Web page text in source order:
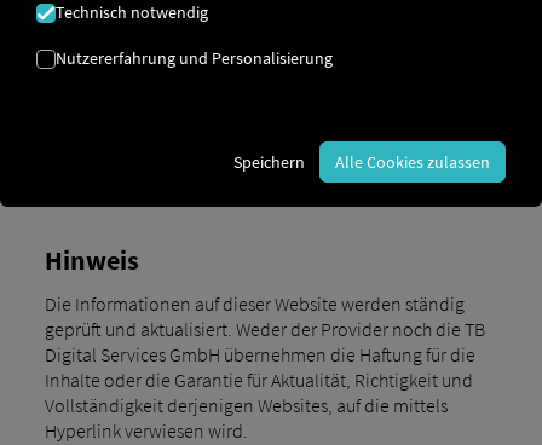
Daniel Ruppert
Fabian Schaefer
Amtsgericht München, HRB 234868
USt-Identifikationsnr. DE 314435023
Hinweis
Die Informationen auf dieser Website werden ständig
geprüft und aktualisiert. Weder der Provider noch die TB
Digital Services GmbH übernehmen die Haftung für die
Inhalte oder die Garantie für Aktualität, Richtigkeit und
Vollständigkeit derjenigen Websites, auf die mittels
Hyperlink verwiesen wird.
Technisch notwendig
Nutzererfahrung und Personalisierung
Speichern Alle Cookies zulassen